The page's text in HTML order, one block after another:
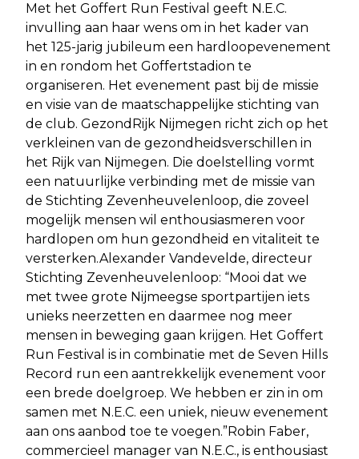
Met het Goffert Run Festival geeft N.E.C.
invulling aan haar wens om in het kader van
het 125-jarig jubileum een hardloopevenement
in en rondom het Goffertstadion te
organiseren. Het evenement past bij de missie
en visie van de maatschappelijke stichting van
de club. GezondRijk Nijmegen richt zich op het
verkleinen van de gezondheidsverschillen in
het Rijk van Nijmegen. Die doelstelling vormt
een natuurlijke verbinding met de missie van
de Stichting Zevenheuvelenloop, die zoveel
mogelijk mensen wil enthousiasmeren voor
hardlopen om hun gezondheid en vitaliteit te
versterken.Alexander Vandevelde, directeur
Stichting Zevenheuvelenloop: “Mooi dat we
met twee grote Nijmeegse sportpartijen iets
unieks neerzetten en daarmee nog meer
mensen in beweging gaan krijgen. Het Goffert
Run Festival is in combinatie met de Seven Hills
Record run een aantrekkelijk evenement voor
een brede doelgroep. We hebben er zin in om
samen met N.E.C. een uniek, nieuw evenement
aan ons aanbod toe te voegen.”Robin Faber,
commercieel manager van N.E.C., is enthousiast